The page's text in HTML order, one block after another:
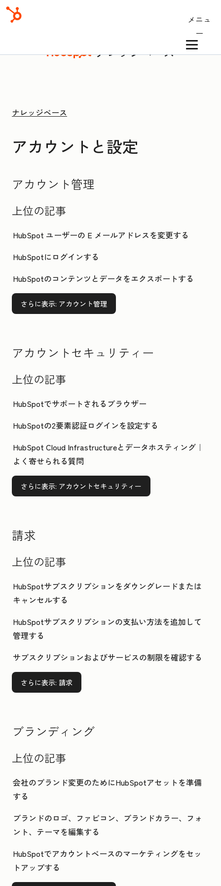
メニュ
ー
ナレッジベース
ナレッジベース
アカウントと設定
アカウント管理
上位の記事
HubSpot ユーザーの E メールアドレスを変更する
HubSpotにログインする
HubSpotのコンテンツとデータをエクスポートする
さらに表示: アカウント管理
アカウントセキュリティー
上位の記事
HubSpotでサポートされるブラウザー
HubSpotの2要素認証ログインを設定する
HubSpot Cloud Infrastructureとデータホスティング｜
よく寄せられる質問
さらに表示: アカウントセキュリティー
請求
上位の記事
HubSpotサブスクリプションをダウングレードまたは
キャンセルする
HubSpotサブスクリプションの支払い方法を追加して
管理する
サブスクリプションおよびサービスの制限を確認する
さらに表示: 請求
ブランディング
上位の記事
会社のブランド変更のためにHubSpotアセットを準備
する
ブランドのロゴ、ファビコン、ブランドカラー、フォ
ント、テーマを編集する
HubSpotでアカウントベースのマーケティングをセッ
トアップする